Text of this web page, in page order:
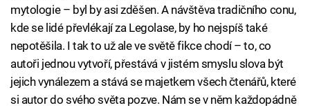
mytologie – byl by asi zděšen. A návštěva tradičního conu,
kde se lidé převlékají za Legolase, by ho nejspíš také
nepotěšila. I tak to už ale ve světě fikce chodí – to, co
autoři jednou vytvoří, přestává v jistém smyslu slova být
jejich vynálezem a stává se majetkem všech čtenářů, které
si autor do svého světa pozve. Nám se v něm každopádně